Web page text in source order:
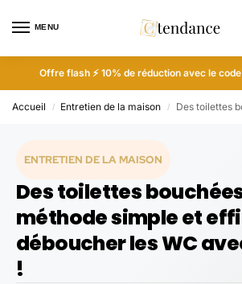
MENU
Offre flash ⚡ 10% de réduction avec le
Accueil / Entretien de la maison / Des toilettes bouchées ? Voici la
ENTRETIEN DE LA MAISON
Des toilettes
méthode simple et
déboucher les WC
!